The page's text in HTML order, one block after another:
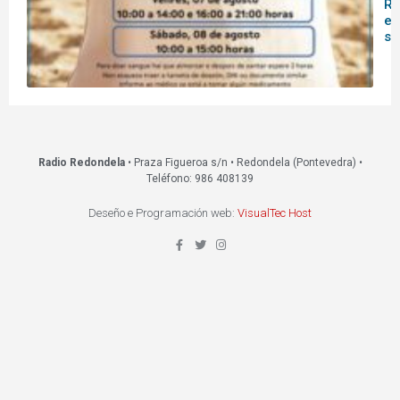
Radio Redondela• Praza Figueroa s/n • Redondela (Pontevedra) •
Teléfono: 986 408139
Deseño e Programación web: VisualTec Host